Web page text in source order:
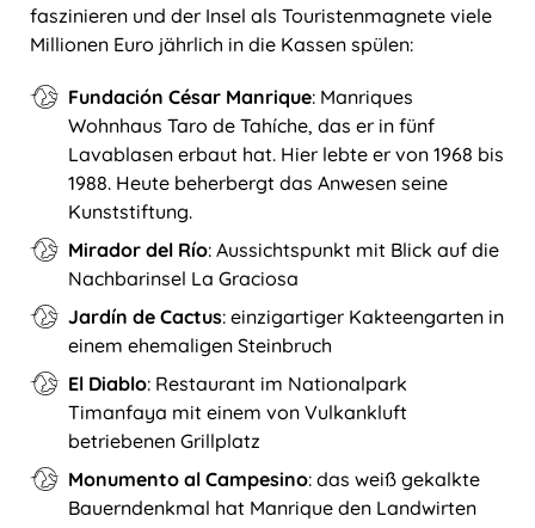
faszinieren und der Insel als Touristenmagnete viele
Millionen Euro jährlich in die Kassen spülen:
Fundación César Manrique: Manriques
Wohnhaus Taro de Tahíche, das er in fünf
Lavablasen erbaut hat. Hier lebte er von 1968 bis
1988. Heute beherbergt das Anwesen seine
Kunststiftung.
Mirador del Río: Aussichtspunkt mit Blick auf die
Nachbarinsel La Graciosa
Jardín de Cactus: einzigartiger Kakteengarten in
einem ehemaligen Steinbruch
El Diablo: Restaurant im Nationalpark
Timanfaya mit einem von Vulkankluft
betriebenen Grillplatz
Monumento al Campesino: das weiß gekalkte
Bauerndenkmal hat Manrique den Landwirten